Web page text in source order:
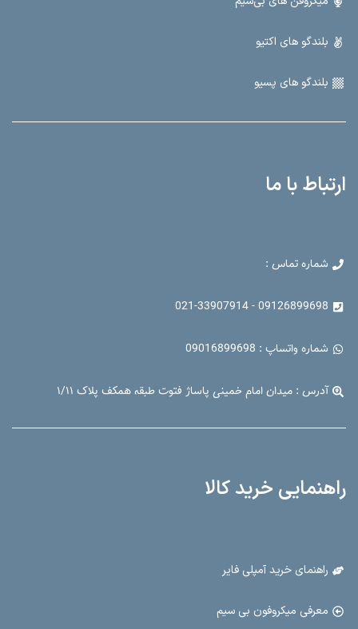
بلندگو های اکتیو
بلندگو های پسیو
ارتباط با ما
شماره تماس :
09126899698 - 021-33907914
شماره واتساپ : 09016899698
آدرس : میدان امام خمینی پاساژ فتوت طبقه همکف پلاک ۱/۱۱
راهنمایی خرید کالا
راهنمای خرید آمپلی فایر
معرفی میکروفون بی سیم